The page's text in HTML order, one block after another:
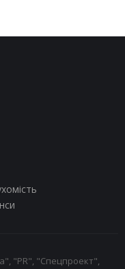
"PR", "Спецпроект",